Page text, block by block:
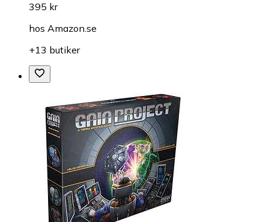
395 kr
hos Amazon.se
+13 butiker